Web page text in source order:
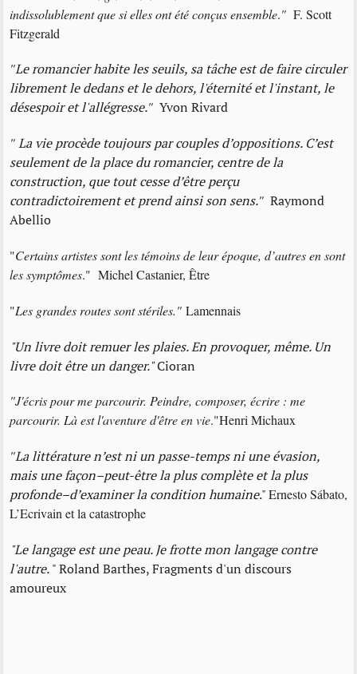
indissolublement que si elles ont été conçus ensemble." F. Scott
Fitzgerald
"Le romancier habite les seuils, sa tâche est de faire circuler
librement le dedans et le dehors, l'éternité et l'instant, le
désespoir et l'allégresse." Yvon Rivard
"La vie procède toujours par couples d’oppositions. C’est
seulement de la place du romancier, centre de la
construction, que tout cesse d’être perçu
contradictoirement et prend ainsi son sens." Raymond
Abellio
"Certains artistes sont les témoins de leur époque, d’autres en sont
les symptômes." Michel Castanier, Être
"Les grandes routes sont stériles." Lamennais
"Un livre doit remuer les plaies. En provoquer, même. Un
livre doit être un danger."Cioran
"J'écris pour me parcourir. Peindre, composer, écrire : me
parcourir. Là est l'aventure d'être en vie."Henri Michaux
"La littérature n’est ni un passe-temps ni une évasion,
mais une façon–peut-être la plus complète et la plus
profonde–d’examiner la condition humaine."Ernesto Sábato,
L’Ecrivain et la catastrophe
"Le langage est une peau. Je frotte mon langage contre
l'autre." Roland Barthes, Fragments d'un discours
amoureux